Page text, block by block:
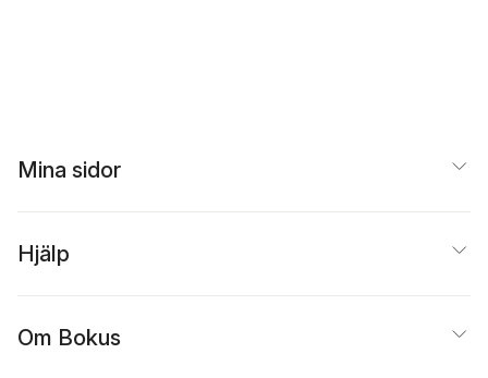
Mina sidor
Hjälp
Om Bokus